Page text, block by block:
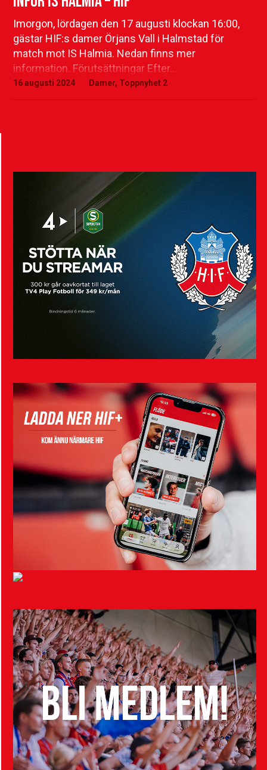
Imorgon, lördagen den 17 augusti klockan 16:00,
gästar HIF:s damer Örjans Vall i Halmstad för
match mot IS Halmia. Nedan finns mer
information. Förutsättningar Efter…
16 augusti 2024 Damer, Toppnyhet 2